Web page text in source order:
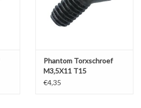
Phantom Torxschroef
M3‚5X11 T15
€4,35